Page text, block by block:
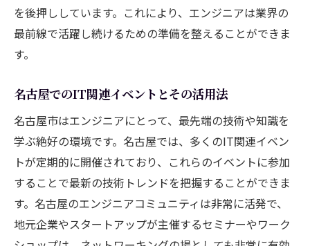
を後押ししています。これにより、エンジニアは業界の
最前線で活躍し続けるための準備を整えることができま
す。
名古屋でのIT関連イベントとその活用法
名古屋市はエンジニアにとって、最先端の技術や知識を
学ぶ絶好の環境です。名古屋では、多くのIT関連イベン
トが定期的に開催されており、これらのイベントに参加
することで最新の技術トレンドを把握することができま
す。名古屋のエンジニアコミュニティは非常に活発で、
地元企業やスタートアップが主催するセミナーやワーク